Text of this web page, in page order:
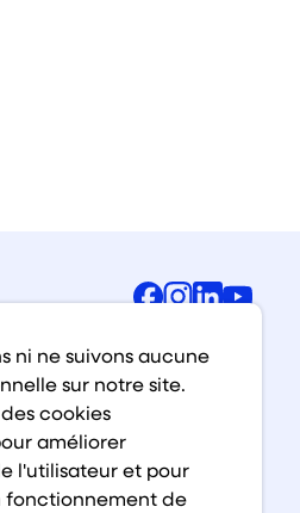
Facebook
ni ne suivons aucune
sur notre site.
cookies
améliorer
l'utilisateur et pour
fonctionnement de